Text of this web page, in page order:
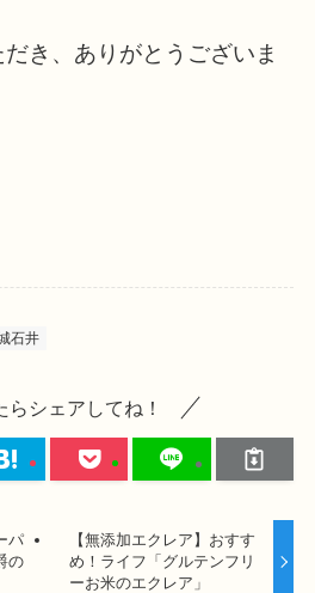
き、ありがとうございま
石井
らシェアしてね！
パ
の
【無添加エクレア】おすす
め！ライフ「グルテンフリ
ーお米のエクレア」